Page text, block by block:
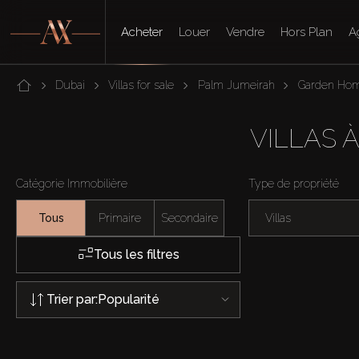
Acheter Louer Vendre Hors Plan
Dubai Villas for sale Palm Jumeirah Garden
VILLAS
Catégorie Immobilière
Tous Primaire Secondaire
Type de propriété
Villas
Tous les filtres
Trier par:Popularité